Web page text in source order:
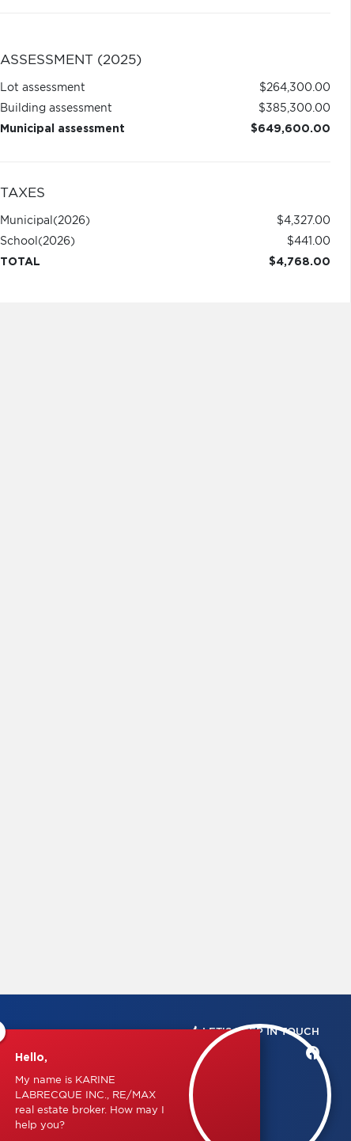
ASSESSMENT (2025)
Lot assessment
$264,300.00
Building assessment
$385,300.00
Municipal assessment
$649,600.00
TAXES
Municipal (2026)
$4,327.00
School (2026)
$441.00
TOTAL
$4,768.00
Hello,
My name is KARINE
LABRECQUE INC., RE/MAX
real estate broker. How may I
help you?
LET'S KEEP IN TOUCH